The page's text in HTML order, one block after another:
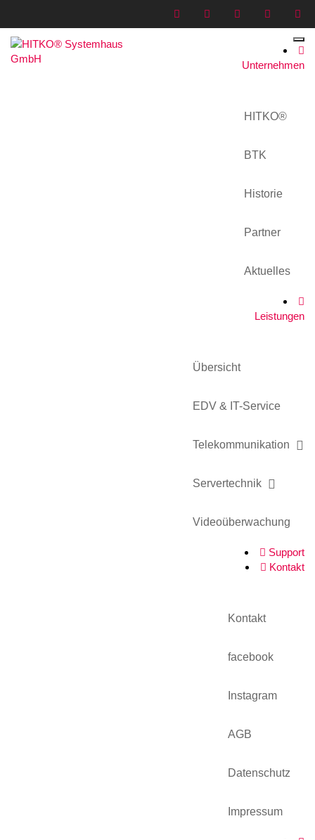
Unternehmen
HITKO®
BTK
Historie
Partner
Aktuelles
Leistungen
Übersicht
EDV & IT-Service
Telekommunikation
Servertechnik
Videoüberwachung
Support
Kontakt
Kontakt
facebook
Instagram
AGB
Datenschutz
Impressum
TERRA PARTNER COME TOGETHER 2023